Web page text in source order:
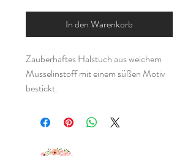
In den Warenkorb
Zauberhaftes Halstuch aus weichem
Musselinstoff mit einem süßen Motiv
bestickt.
Durch den angenehm weichen Stoff ist
es sehr angenehm zu tragen und eignet
sich auch super als "Sabberlätzchen"